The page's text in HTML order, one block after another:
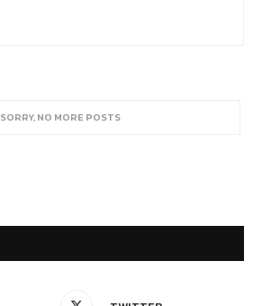
SORRY, NO MORE POSTS